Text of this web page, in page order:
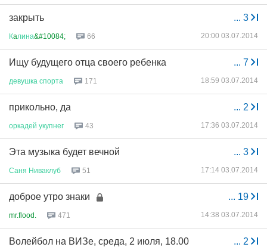
... 3
закрыть
Кaлина&#10084; 66 20:00 03.07.2014
... 7
Ищу будущего отца своего ребенка
девушка спорта 171 18:59 03.07.2014
... 2
прикольно, да
оркадей укупнег 43 17:36 03.07.2014
... 3
Эта музыка будет вечной
Саня Ниваклуб 51 17:14 03.07.2014
... 19
доброе утро знаки
mr.flood. 471 14:38 03.07.2014
... 2
Волейбол на ВИЗе, среда, 2 июля, 18.00